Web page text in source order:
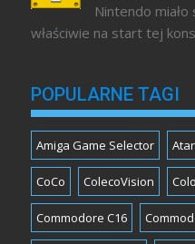
Nintendo
właściwie na start tej
POPULARNE TAGI
Amiga Game Selector
CoCo ColecoVision
Commodore C16